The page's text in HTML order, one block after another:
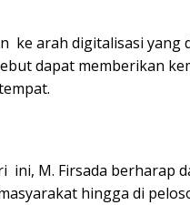
ke arah digitalisasi yang
dapat memberikan
ini, M. Firsada berharap
hingga di